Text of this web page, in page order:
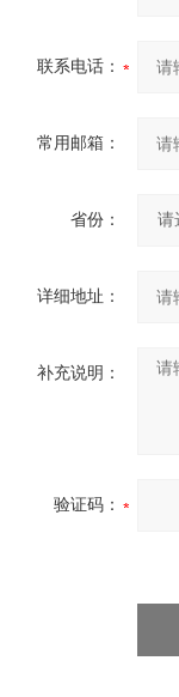
联系电话：
常用邮箱：
省份：
详细地址：
补充说明：
验证码：